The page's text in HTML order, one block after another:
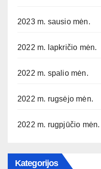
2023 m. sausio mėn.
2022 m. lapkričio mėn.
2022 m. spalio mėn.
2022 m. rugsėjo mėn.
2022 m. rugpjūčio mėn.
Kategorijos